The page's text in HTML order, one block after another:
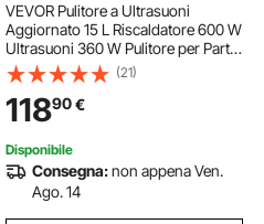
sabbiatrici
sabbiatrice odontotecnico
VEVOR Pulitore a Ultrasuoni
Aggiornato 15 L Riscaldatore 600 W
Ultrasuoni 360 W Pulitore per Parti
a Ultrasuoni da Laboratorio Digitale
con Temporizzatore per Pulizia di
Strumenti Dentali in Vetro
(21)
11890€
Disponibile
Consegna:non appena Ven.
Ago. 14